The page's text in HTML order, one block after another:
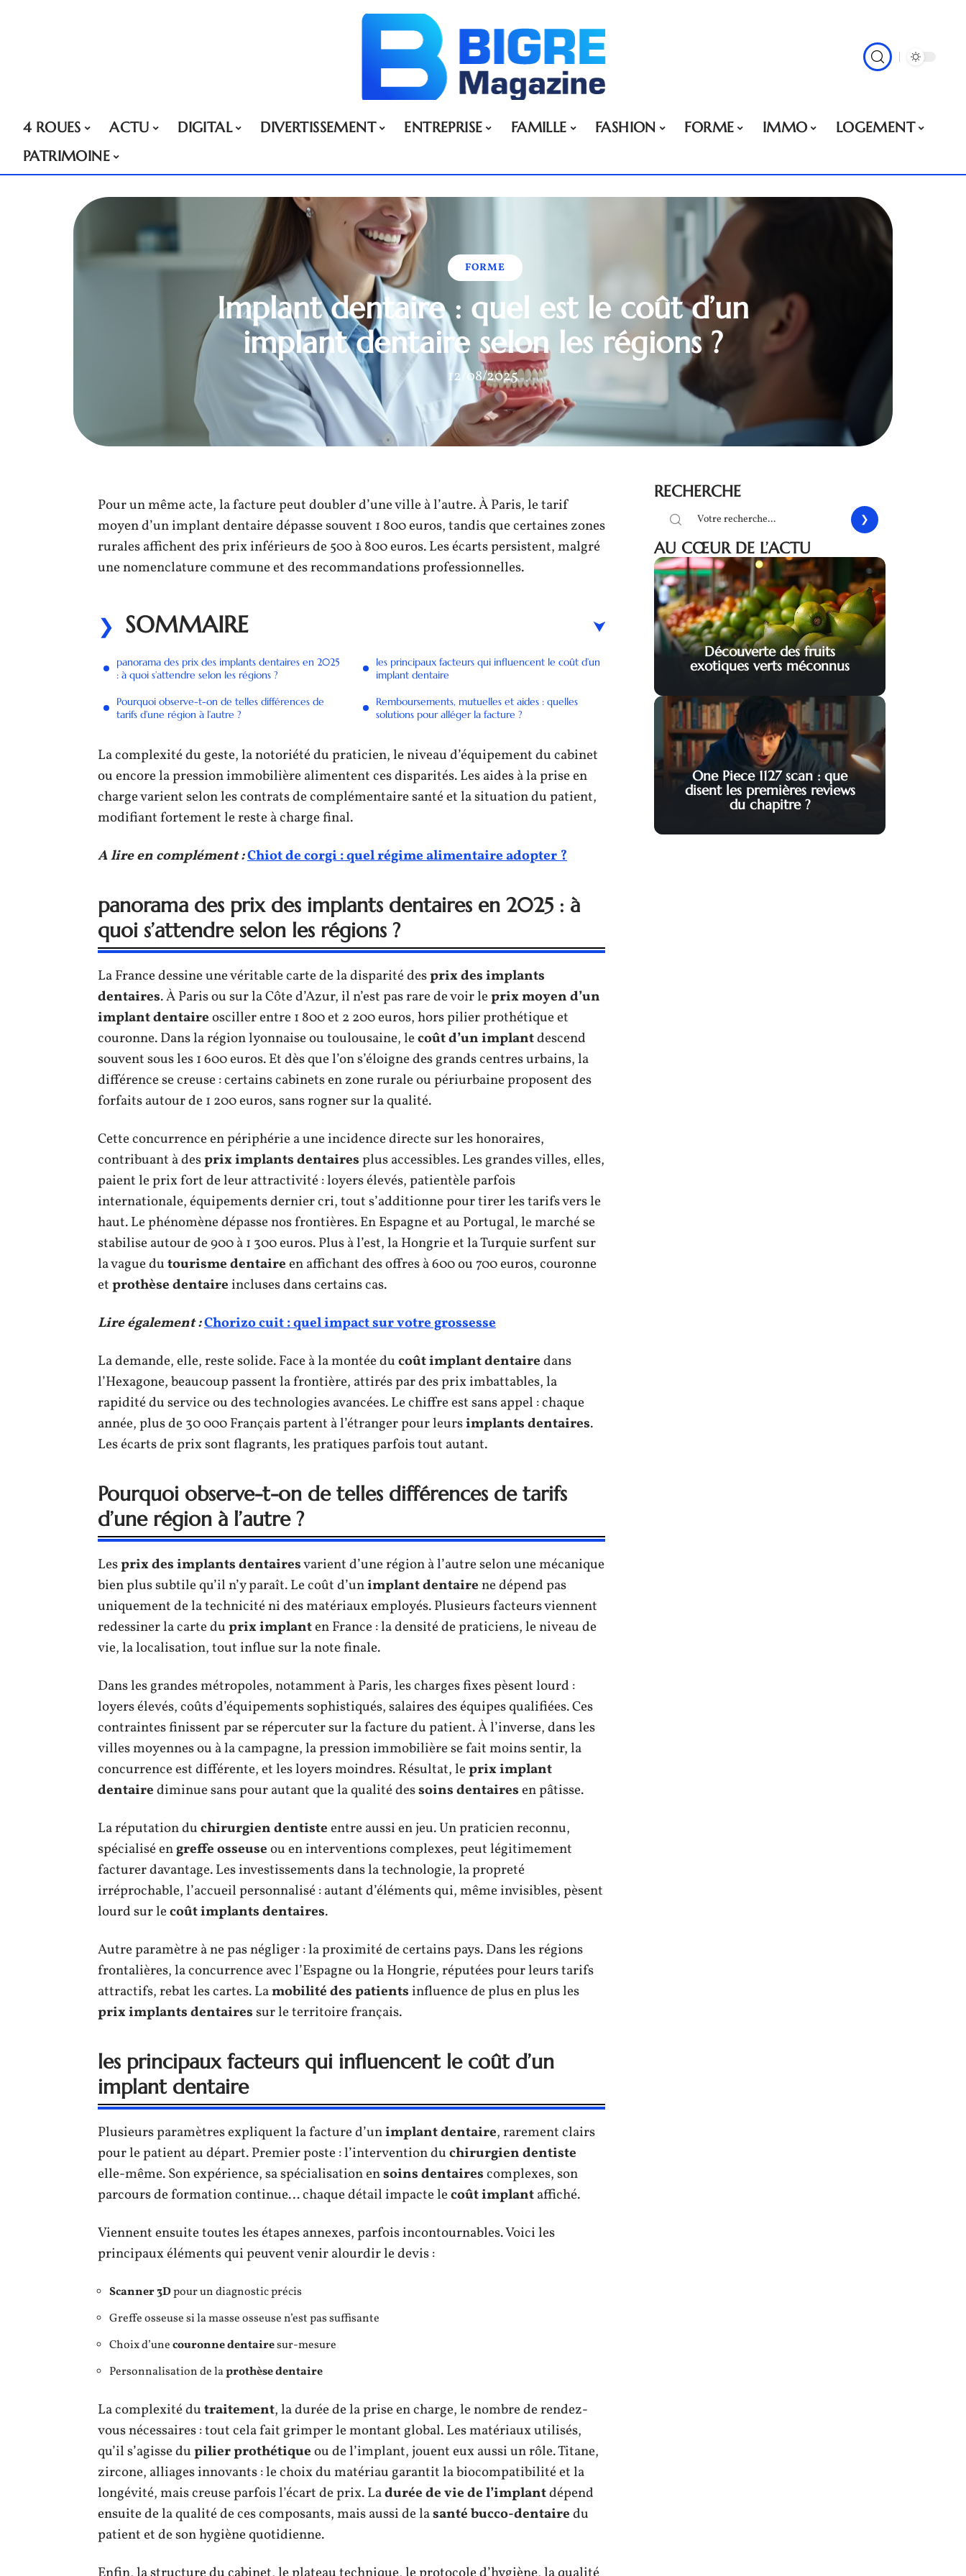
4 ROUES ACTU DIGITAL DIVERTISSEMENT ENTREPRISE FAMILLE FASHION FORME IMMO
LOGEMENT
PATRIMOINE
FORME
Implant dentaire : quel est le coût d’un
implant dentaire selon les régions ?
12/08/2025
Pour un même acte, la facture peut doubler d’une ville à l’autre. À Paris, le tarif
moyen d’un implant dentaire dépasse souvent 1 800 euros, tandis que certaines zones
rurales affichent des prix inférieurs de 500 à 800 euros. Les écarts persistent, malgré
une nomenclature commune et des recommandations professionnelles.
SOMMAIRE
panorama des prix des implants dentaires en 2025
: à quoi s’attendre selon les régions ?
Pourquoi observe-t-on de telles différences de
tarifs d’une région à l’autre ?
les principaux facteurs qui influencent le coût d’un
implant dentaire
Remboursements, mutuelles et aides : quelles
solutions pour alléger la facture ?
La complexité du geste, la notoriété du praticien, le niveau d’équipement du cabinet
ou encore la pression immobilière alimentent ces disparités. Les aides à la prise en
charge varient selon les contrats de complémentaire santé et la situation du patient,
modifiant fortement le reste à charge final.
A lire en complément :Chiot de corgi : quel régime alimentaire adopter ?
panorama des prix des implants dentaires en 2025 : à
quoi s’attendre selon les régions ?
La France dessine une véritable carte de la disparité desprix des implants
dentaires. À Paris ou sur la Côte d’Azur, il n’est pas rare de voir leprix moyen d’un
implant dentaireosciller entre 1 800 et 2 200 euros, hors pilier prothétique et
couronne. Dans la région lyonnaise ou toulousaine, lecoût d’un implantdescend
souvent sous les 1 600 euros. Et dès que l’on s’éloigne des grands centres urbains, la
différence se creuse : certains cabinets en zone rurale ou périurbaine proposent des
forfaits autour de 1 200 euros, sans rogner sur la qualité.
Cette concurrence en périphérie a une incidence directe sur les honoraires,
contribuant à desprix implants dentairesplus accessibles. Les grandes villes, elles,
paient le prix fort de leur attractivité : loyers élevés, patientèle parfois
internationale, équipements dernier cri, tout s’additionne pour tirer les tarifs vers le
haut. Le phénomène dépasse nos frontières. En Espagne et au Portugal, le marché se
stabilise autour de 900 à 1 300 euros. Plus à l’est, la Hongrie et la Turquie surfent sur
la vague dutourisme dentaireen affichant des offres à 600 ou 700 euros, couronne
etprothèse dentaireincluses dans certains cas.
Lire également :Chorizo cuit : quel impact sur votre grossesse
La demande, elle, reste solide. Face à la montée ducoût implant dentairedans
l’Hexagone, beaucoup passent la frontière, attirés par des prix imbattables, la
rapidité du service ou des technologies avancées. Le chiffre est sans appel : chaque
année, plus de 30 000 Français partent à l’étranger pour leursimplants dentaires.
Les écarts de prix sont flagrants, les pratiques parfois tout autant.
Pourquoi observe-t-on de telles différences de tarifs
d’une région à l’autre ?
Lesprix des implants dentairesvarient d’une région à l’autre selon une mécanique
bien plus subtile qu’il n’y paraît. Le coût d’unimplant dentairene dépend pas
uniquement de la technicité ni des matériaux employés. Plusieurs facteurs viennent
redessiner la carte duprix implanten France : la densité de praticiens, le niveau de
vie, la localisation, tout influe sur la note finale.
Dans les grandes métropoles, notamment à Paris, les charges fixes pèsent lourd :
loyers élevés, coûts d’équipements sophistiqués, salaires des équipes qualifiées. Ces
contraintes finissent par se répercuter sur la facture du patient. À l’inverse, dans les
villes moyennes ou à la campagne, la pression immobilière se fait moins sentir, la
concurrence est différente, et les loyers moindres. Résultat, leprix implant
dentairediminue sans pour autant que la qualité dessoins dentairesen pâtisse.
La réputation duchirurgien dentisteentre aussi en jeu. Un praticien reconnu,
spécialisé engreffe osseuseou en interventions complexes, peut légitimement
facturer davantage. Les investissements dans la technologie, la propreté
irréprochable, l’accueil personnalisé : autant d’éléments qui, même invisibles, pèsent
lourd sur lecoût implants dentaires.
Autre paramètre à ne pas négliger : la proximité de certains pays. Dans les régions
frontalières, la concurrence avec l’Espagne ou la Hongrie, réputées pour leurs tarifs
attractifs, rebat les cartes. Lamobilité des patientsinfluence de plus en plus les
prix implants dentairessur le territoire français.
les principaux facteurs qui influencent le coût d’un
implant dentaire
Plusieurs paramètres expliquent la facture d’unimplant dentaire, rarement clairs
pour le patient au départ. Premier poste : l’intervention duchirurgien dentiste
elle-même. Son expérience, sa spécialisation ensoins dentairescomplexes, son
parcours de formation continue… chaque détail impacte lecoût implantaffiché.
Viennent ensuite toutes les étapes annexes, parfois incontournables. Voici les
principaux éléments qui peuvent venir alourdir le devis :
Scanner 3Dpour un diagnostic précis
Greffe osseuse si la masse osseuse n’est pas suffisante
Choix d’unecouronne dentairesur-mesure
Personnalisation de laprothèse dentaire
La complexité dutraitement, la durée de la prise en charge, le nombre de rendez-
vous nécessaires : tout cela fait grimper le montant global. Les matériaux utilisés,
qu’il s’agisse dupilier prothétiqueou de l’implant, jouent eux aussi un rôle. Titane,
zircone, alliages innovants : le choix du matériau garantit la biocompatibilité et la
longévité, mais creuse parfois l’écart de prix. Ladurée de vie de l’implantdépend
ensuite de la qualité de ces composants, mais aussi de lasanté bucco-dentairedu
patient et de son hygiène quotidienne.
RECHERCHE
AU CŒUR DE L’ACTU
Découverte des fruits
exotiques verts méconnus
One Piece 1127 scan : que
disent les premières reviews
du chapitre ?